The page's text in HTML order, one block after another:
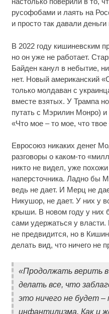
русофобами и лаять на
и просто так давали
В 2022 году кишиневским
но он уже не работает.
Байден канул в небытие,
нет. Новый американский
только молдаван с
вместе взятых. У Трампа
путать с Мэрилин Монро)
«Что мое – то мое, что
Евросоюз никаких денег
разговоры о каком-то
никто не видел, уже
наперсточника. Ладно бы
ведь не дает. И Мерц не
Никушор, не дает. У них у
крыши. В новом году у них
сами удержаться у
не предвидится, но в
делать вид, что ничего не
«Продолжать верить
делать все, что
это ничего не будет –
инфантилизма. Как и